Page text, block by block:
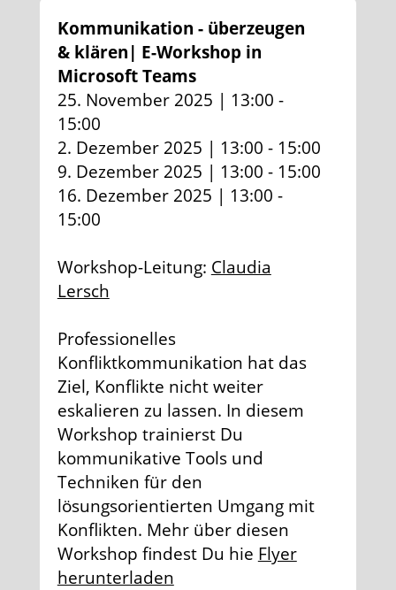
Kommunikation - überzeugen
& klären| E-Workshop in
Microsoft Teams
25. November 2025 | 13:00 -
15:00
2. Dezember 2025 | 13:00 - 15:00
9. Dezember 2025 | 13:00 - 15:00
16. Dezember 2025 | 13:00 -
15:00
Workshop-Leitung: Claudia
Lersch
Professionelles
Konfliktkommunikation hat das
Ziel, Konflikte nicht weiter
eskalieren zu lassen. In diesem
Workshop trainierst Du
kommunikative Tools und
Techniken für den
lösungsorientierten Umgang mit
Konflikten. Mehr über diesen
Workshop findest Du hie Flyer
herunterladen